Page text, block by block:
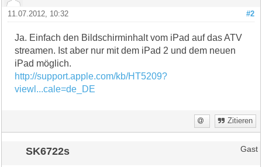
#2
11.07.2012, 10:32
Ja. Einfach den Bildschirminhalt vom iPad auf das ATV
streamen. Ist aber nur mit dem iPad 2 und dem neuen
iPad möglich.
http://support.apple.com/kb/HT5209?
viewl...cale=de_DE
Zitieren
SK6722s Gast